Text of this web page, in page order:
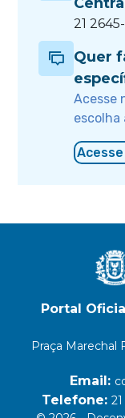
21
Quer
Acesse
escolha
Portal
Praça Marechal
Email:
Telefone: